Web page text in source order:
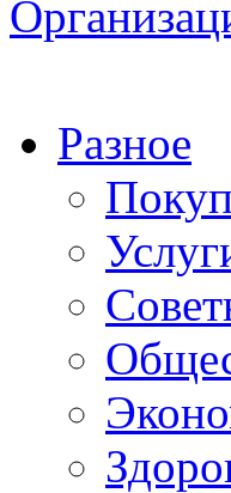
Разное